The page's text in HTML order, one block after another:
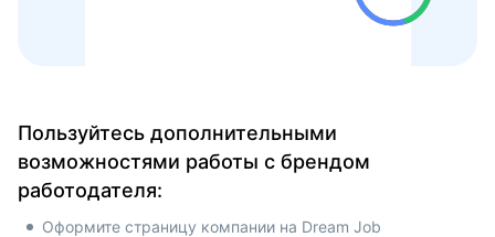
Пользуйтесь дополнительными
возможностями работы с брендом
работодателя:
Оформите страницу компании на Dream Job